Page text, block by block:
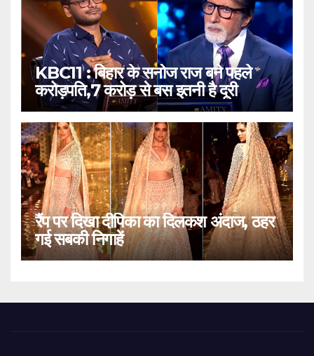
KBC11 : बिहार के सनोज राज बने पहले
करोड़पति,7 करोड़ से बस इतनी है दूरी
रैंप पर दिखा दीपिका का दिलकश अंदाज, ठहर
गई सबकी निगाहें